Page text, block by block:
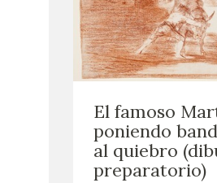
El famoso
poniendo
al quiebro
preparatorio)